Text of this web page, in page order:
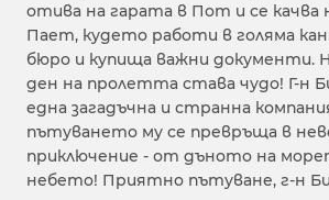
отива на гарата в Пот и се качва
Пает, кудето работи в голяма
бюро и купища важни документи.
ден на пролетта става чудо! Г-н
една загадъчна и странна
пътуването му се превръща в
приключение - от дъното на
небето! Приятно пътуване, г-н